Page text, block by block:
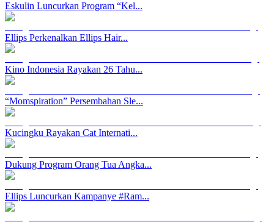
Eskulin Luncurkan Program “Kel...
Ellips Perkenalkan Ellips Hair...
Kino Indonesia Rayakan 26 Tahu...
“Momspiration” Persembahan Sle...
Kucingku Rayakan Cat Internati...
Dukung Program Orang Tua Angka...
Ellips Luncurkan Kampanye #Ram...